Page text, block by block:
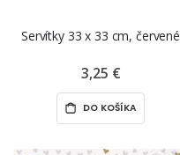
Servítky 33 x 33 cm, červené
3,25 €
DO KOŠÍKA